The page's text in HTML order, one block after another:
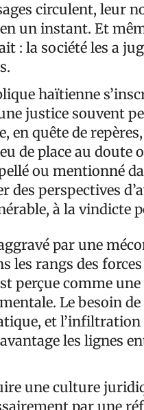
circulent, leur
un instant. Et
: la société les a
haïtienne
justice souvent
en quête de
de place au doute
ou mentionné
perspectives
à la vindicte
par une
rangs des forces
perçue comme
Le besoin
et l’infiltration
les lignes
une culture
par une